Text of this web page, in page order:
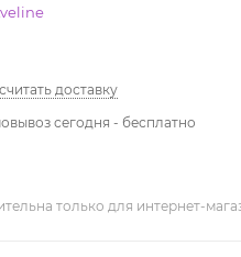
доставку
сегодня - бесплатно
только для интернет-